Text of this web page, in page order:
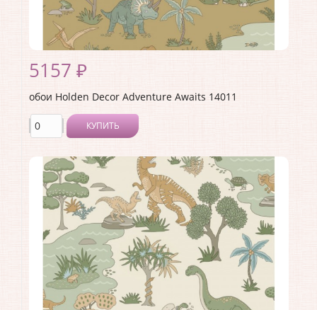
5157 ₽
обои Holden Decor Adventure Awaits 14011
КУПИТЬ
Производитель:Holden Decor
Коллекция:Adventure Awaits
Длина рулона:
Ширина рулона:0.53 .
Материал покрытия:Виниловое
Страна: Великобритания
Материал основы:Флизелин
Раппорт:
<>